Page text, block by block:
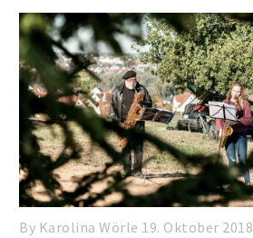
By Karolina Wörle 19. Oktober 2018